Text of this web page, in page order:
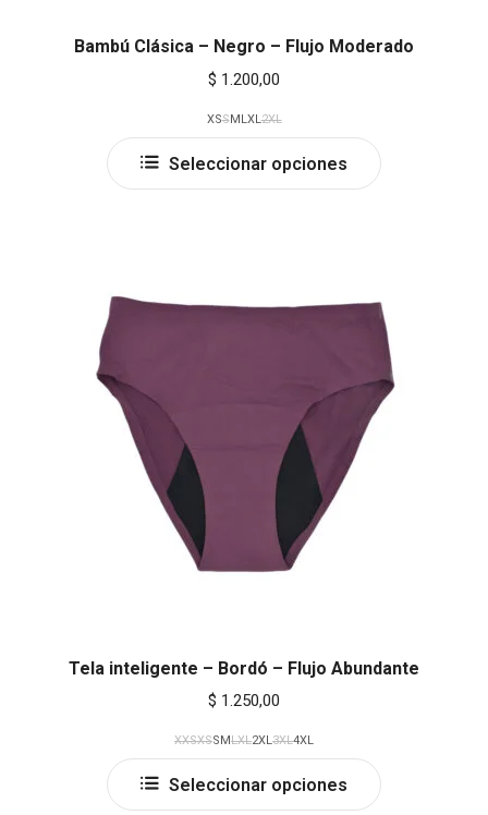
Bambú Clásica – Negro – Flujo Moderado
$ 1.200,00
XSSML XL2XL
Seleccionar opciones
options
may
be
chosen
Tela inteligente – Bordó – Flujo Abundante
$ 1.250,00
XXSXSS MLXL2XL3XL4XL
Seleccionar opciones